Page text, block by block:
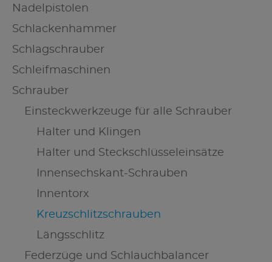
Nadelpistolen
Schlackenhammer
Schlagschrauber
Schleifmaschinen
Schrauber
Einsteckwerkzeuge für alle Schrauber
Halter und Klingen
Halter und Steckschlüsseleinsätze
Innensechskant-Schrauben
Innentorx
Kreuzschlitzschrauben
Längsschlitz
Federzüge und Schlauchbalancer